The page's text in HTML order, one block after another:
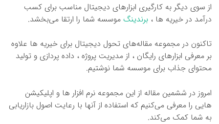
از سوی دیگر به کارگیری ابزارهای دیجیتال مناسب برای کسب
درآمد در خیریه ها ، برندینگ موسسه شما را ارتقا می‌بخشد.
تاکنون در مجموعه مقاله‌های تحول دیجیتال برای خیریه ها علاوه
بر معرفی ابزارهای رایگان ، از مدیریت پروژه ، داده پردازی و تولید
محتوای جذاب برای موسسه شما نوشتیم.
امروز در ششمین مقاله از این مجموعه نرم افزار ها و اپلیکیشن
هایی را معرفی می‌کنیم که استفاده از آنها با رعایت اصول بازاریابی
به شما کمک می‌کند.